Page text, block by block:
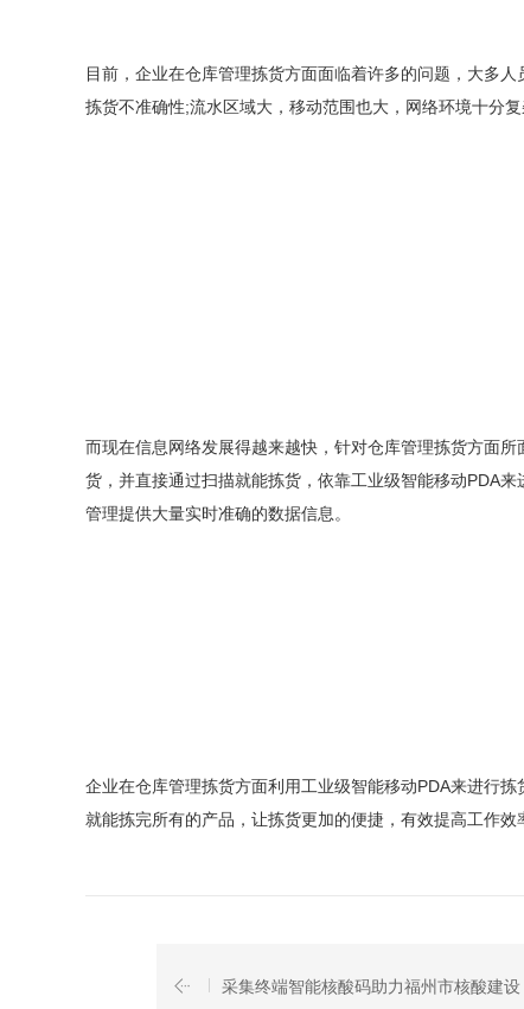
目前，企业在仓库管理拣货方面面临着许多的问题，大多
拣货不准确性;流水区域大，移动范围也大，网络环境十分
而现在信息网络发展得越来越快，针对仓库管理拣货方面
货，并直接通过扫描就能拣货，依靠工业级智能移动PDA
管理提供大量实时准确的数据信息。
企业在仓库管理拣货方面利用工业级智能移动PDA来进行
就能拣完所有的产品，让拣货更加的便捷，有效提高工作效
采集终端智能核酸码助力福州市核酸建设